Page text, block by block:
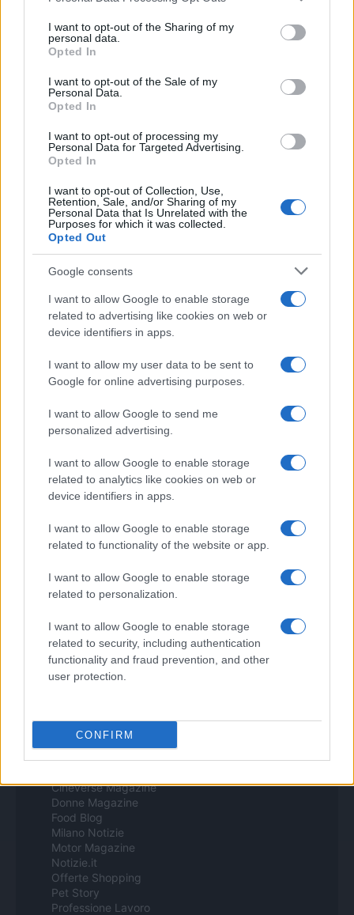
not limited to your visit or usage behaviour. You may click to
grant or deny consent to Google and its third-party tags to
use your data for below specified purposes in below Google
consent section.
I want to opt-out of the Sharing of my
personal data.
Opted In
I want to opt-out of the Sale of my
Personal Data.
Opted In
I want to opt-out of processing my
Personal Data for Targeted Advertising.
Opted In
I want to opt-out of Collection, Use,
Retention, Sale, and/or Sharing of my
Personal Data that Is Unrelated with the
Purposes for which it was collected.
Opted Out
Google consents
I want to allow Google to enable storage
related to advertising like cookies on web or
device identifiers in apps.
I want to allow my user data to be sent to
Google for online advertising purposes.
I want to allow Google to send me
personalized advertising.
I want to allow Google to enable storage
related to analytics like cookies on web or
device identifiers in apps.
I want to allow Google to enable storage
related to functionality of the website or app.
I want to allow Google to enable storage
related to personalization.
I want to allow Google to enable storage
related to security, including authentication
functionality and fraud prevention, and other
user protection.
CONFIRM
25 febrero, 2020
vídeo)
F1 2010: Richard Branson cumplirá
con lo prometido y realizará una
25 febrero, 2020
Quienes somos
Señala una noticia
Actualidad.es es la gran fuente de información social. Actualidad,
televisión, crónica, deportes, gente, política y todas las noticias sobre
Para señalar a la redacción de cualquier error en el uso del material
confidencial, escríbanos astaff@actualidad.es : nos ocuparemos de
- Numero REA 2729933 - Todos los derechos reservados.
Contacto-Politica de cookies-Política de privacidad
Procesamiento de datos
Todos los contenidos se han realizado de forma híbrida por una
Cineverse Magazine
Donne Magazine
Food Blog
Milano Notizie
Motor Magazine
Notizie.it
Offerte Shopping
Pet Story
Professione Lavoro